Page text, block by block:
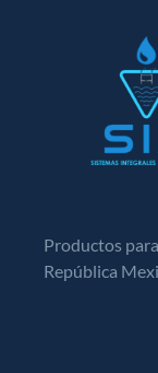
Productos
República